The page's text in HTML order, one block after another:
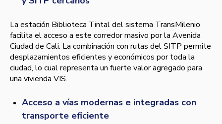
La estación Biblioteca Tintal del sistema TransMilenio
facilita el acceso a este corredor masivo por la Avenida
Ciudad de Cali. La combinación con rutas del SITP permite
desplazamientos eficientes y económicos por toda la
ciudad, lo cual representa un fuerte valor agregado para
una vivienda VIS.
Acceso a vías modernas e integradas con
transporte eficiente